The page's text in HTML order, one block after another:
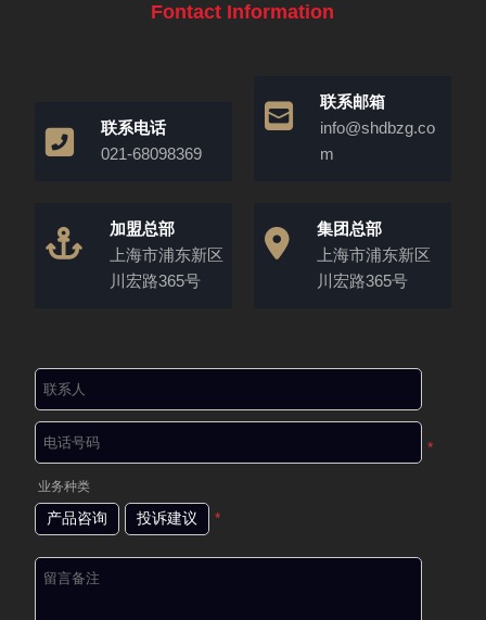
Fontact Information
联系电话
021-68098369
联系邮箱
info@shdbzg.co
m
加盟总部
上海市浦东新区
川宏路365号
集团总部
上海市浦东新区
川宏路365号
*
业务种类
产品咨询 投诉建议 *